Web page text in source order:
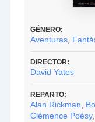
GÉNERO:
Aventuras
DIRECTOR:
David Yates
REPARTO:
Alan Rickman
Clémence Poésy,